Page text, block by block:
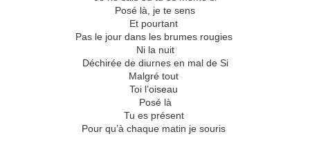
Posé là, je te sens
Et pourtant
Pas le jour dans les brumes rougies
Ni la nuit
Déchirée de diurnes en mal de Si
Malgré tout
Toi l’oiseau
Posé là
Tu es présent
Pour qu’à chaque matin je souris